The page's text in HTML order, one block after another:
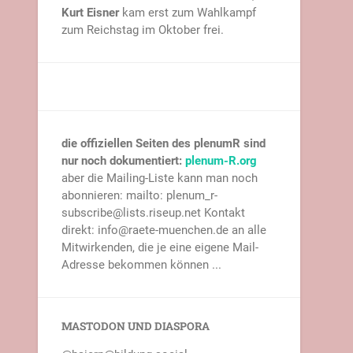
Kurt Eisner kam erst zum Wahlkampf
zum Reichstag im Oktober frei.
die offiziellen Seiten des plenumR sind
nur noch dokumentiert:plenum-R.org
aber die Mailing-Liste kann man noch
abonnieren: mailto: plenum_r-
subscribe@lists.riseup.net Kontakt
direkt: info@raete-muenchen.de an alle
Mitwirkenden, die je eine eigene Mail-
Adresse bekommen können ...
MASTODON UND DIASPORA